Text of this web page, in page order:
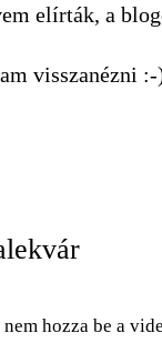
elírták, a
visszanézni
hozza be a